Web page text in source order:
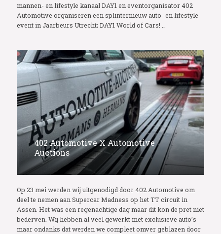
mannen- en lifestyle kanaal DAY1 en eventorganisator 402
Automotive organiseren een splinternieuw auto- en lifestyle
event in Jaarbeurs Utrecht; DAY1 World of Cars! …
402 Automotive X Automotive
Auctions
Op 23 mei werden wij uitgenodigd door 402 Automotive om
deel te nemen aan Supercar Madness op het TT circuit in
Assen. Het was een regenachtige dag maar dit kon de pret niet
bederven. Wij hebben al veel gewerkt met exclusieve auto’s
maar ondanks dat werden we compleet omver geblazen door